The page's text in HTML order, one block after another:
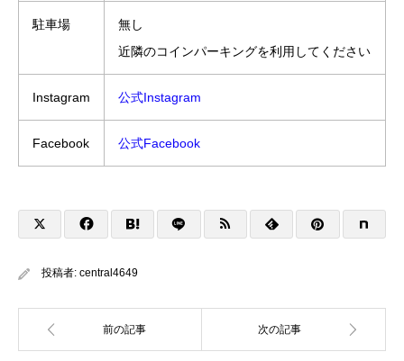
駐車場
無し
近隣のコインパーキングを利用してください
Instagram 公式Instagram
Facebook 公式Facebook
投稿者: central4649